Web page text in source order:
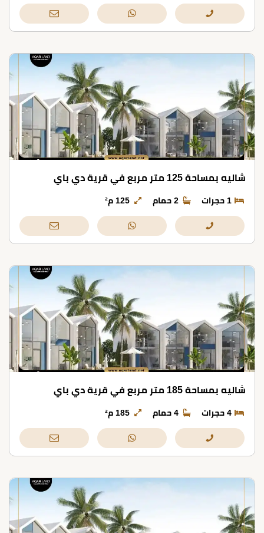
شاليه بمساحة 125 متر مربع في قرية دي باي
1 حجرات 2 حمام 125 م²
شاليه بمساحة 185 متر مربع في قرية دي باي
4 حجرات 4 حمام 185 م²